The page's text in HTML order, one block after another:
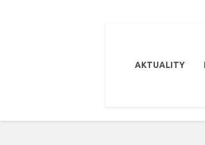
AKTUALITY